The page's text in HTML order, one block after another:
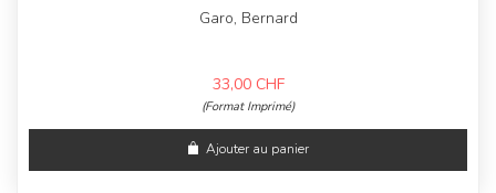
Garo, Bernard
33,00 CHF
(Format Imprimé)
Ajouter au panier